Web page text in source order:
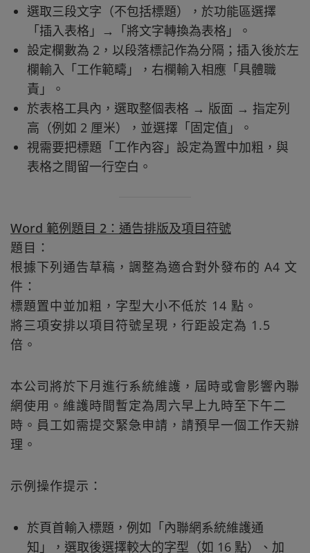
選取三段文字（不包括標題），於功能區選擇
「插入表格」→「將文字轉換為表格」。
設定欄數為 2，以段落標記作為分隔；插入後於左
欄輸入「工作範疇」，右欄輸入相應「具體職
責」。
於表格工具內，選取整個表格 → 版面 → 指定列
高（例如 2 厘米），並選擇「固定值」。
視需要把標題「工作內容」設定為置中加粗，與
表格之間留一行空白。
Word 範例題目 2：通告排版及項目符號
題目：
根據下列通告草稿，調整為適合對外發布的 A4 文
件：
標題置中並加粗，字型大小不低於 14 點。
將三項安排以項目符號呈現，行距設定為 1.5
倍。
本公司將於下月進行系統維護，屆時或會影響內聯
網使用。維護時間暫定為周六早上九時至下午二
時。員工如需提交緊急申請，請預早一個工作天辦
理。
示例操作提示：
於頁首輸入標題，例如「內聯網系統維護通
知」，選取後選擇較大的字型（如 16 點）、加